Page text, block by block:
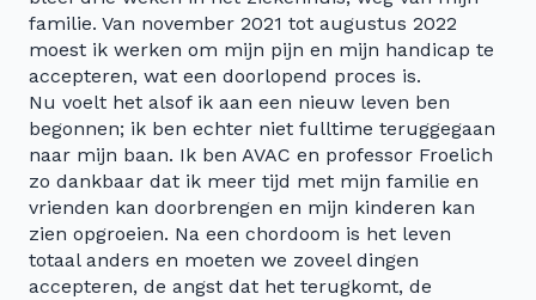
familie. Van november 2021 tot augustus 2022
moest ik werken om mijn pijn en mijn handicap te
accepteren, wat een doorlopend proces is.
Nu voelt het alsof ik aan een nieuw leven ben
begonnen; ik ben echter niet fulltime teruggegaan
naar mijn baan. Ik ben AVAC en professor Froelich
zo dankbaar dat ik meer tijd met mijn familie en
vrienden kan doorbrengen en mijn kinderen kan
zien opgroeien. Na een chordoom is het leven
totaal anders en moeten we zoveel dingen
accepteren, de angst dat het terugkomt, de